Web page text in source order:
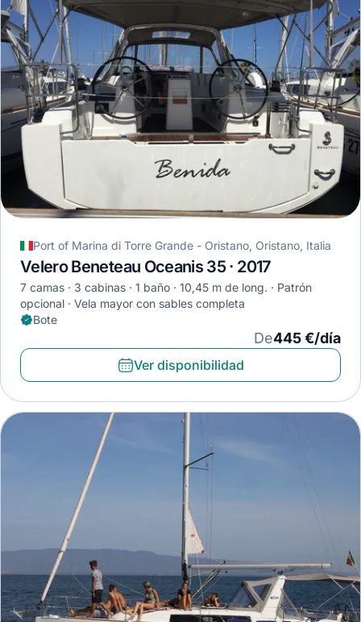
Port of Marina di Torre Grande - Oristano, Oristano, Italia
Velero Beneteau Oceanis 35 · 2017
7 camas 3 cabinas 1 baño 10,45 m de long.
Patrón
opcional
Vela mayor con sables completa
Bote
De445 €/día
Ver disponibilidad